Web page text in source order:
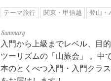
テーマ旅行 関東・甲信越 登山・
入門から上級までレベル、目
ツーリズムの「山旅会」 。中
本のとくべつ入門・入門クラ